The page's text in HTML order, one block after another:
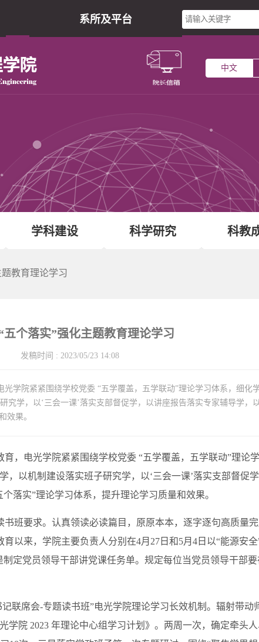
系所及平台
光电子薄膜器件与技术研究所
电子信息实验教学中心
原网站
中文
学科建设 科学研究 科教
教育理论学习
个落实”强化主题教育理论学习
发稿时间 : 2023/05/23 14:08
学院紧紧围绕学校党委 “五学覆盖，五学联动”理论学习体系，细化
学，以‘三会一课’落实支部督促学，以讲座报告落实专家辅导学，
效果。
电光学院紧紧围绕学校党委 “五学覆盖，五学联动”理论
以机制建设落实班子研究学，以‘三会一课’落实支部督促学
落实”理论学习体系，提升理论学习质量和效果。
要求。认真领读必读篇目，原原本本，逐字逐句高质量
以来，学院主要负责人分别在4月27日和5月4日以“能源安全
定党员领导干部讲党课任务单。规定每位当党员领导干部要
席会-专题读书班”电光学院理论学习长效机制。辐射带动
院 2023 年理论中心组学习计划》。两周一次，确定牵头人